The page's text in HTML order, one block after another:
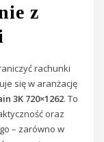
z
rachunki
się w aranżację
3K 720×1262. To
oraz
– zarówno w